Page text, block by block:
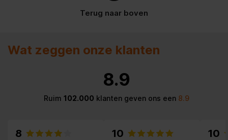
Diameter van de luidspreker 3 cm
Impedantie 24 Ohm
Muziek
Terug naar boven
Wat zeggen onze klanten
8.9
Ruim 102.000 klanten geven ons een8.9
8 10 10